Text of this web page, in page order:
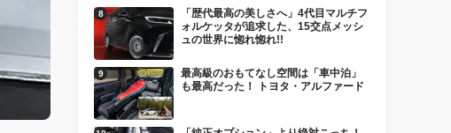
「歴代最高の美しさへ」4代目マルチフ
ォルケッタが追求した、15交点メッシ
ュの世界に惚れ惚れ!!
最高級のおもてなし空間は「車中泊」
も最高だった！ トヨタ・アルファード